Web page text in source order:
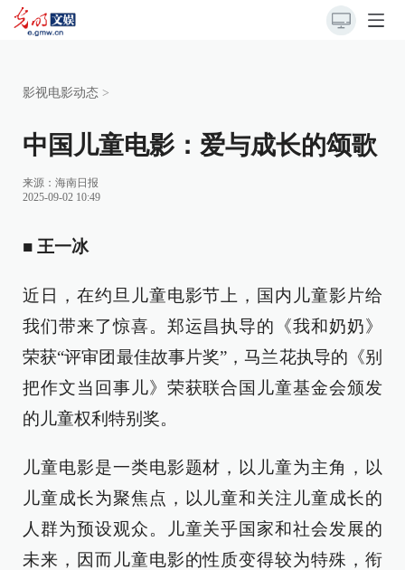
影视电影动态 >
中国儿童电影：爱与成长的颂歌
来源： 海南日报
2025-09-02 10:49
■ 王一冰
近日，在约旦儿童电影节上，国内儿童影片给
我们带来了惊喜。郑运昌执导的《我和奶奶》
荣获“评审团最佳故事片奖”，马兰花执导的《别
把作文当回事儿》荣获联合国儿童基金会颁发
的儿童权利特别奖。
儿童电影是一类电影题材，以儿童为主角，以
儿童成长为聚焦点，以儿童和关注儿童成长的
人群为预设观众。儿童关乎国家和社会发展的
未来，因而儿童电影的性质变得较为特殊，衔